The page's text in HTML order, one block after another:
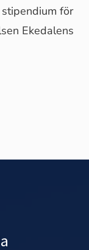
för
Ekedalens